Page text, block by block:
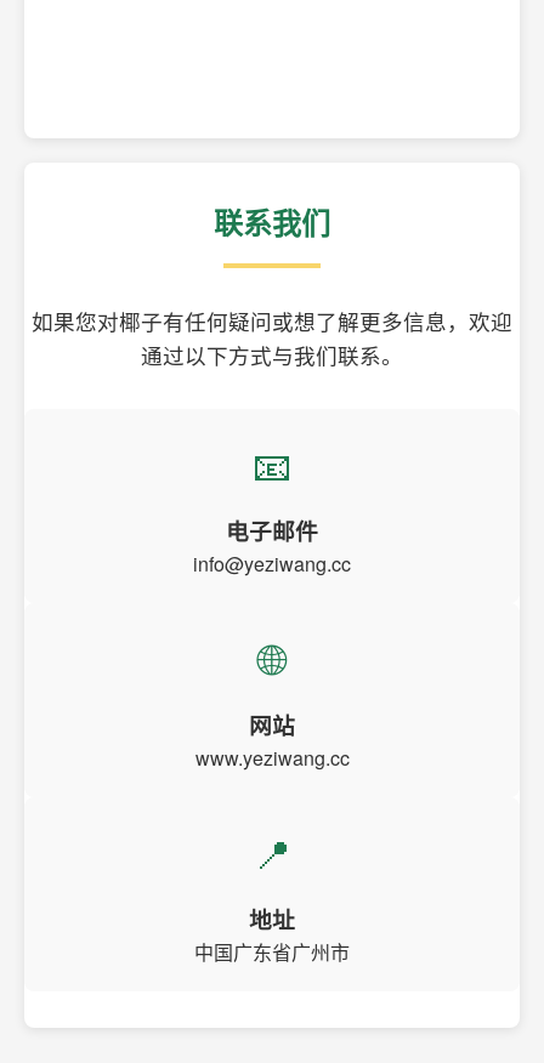
联系我们
如果您对椰子有任何疑问或想了解更多信息，欢迎
通过以下方式与我们联系。
📧
电子邮件
info@yeziwang.cc
🌐
网站
www.yeziwang.cc
📍
地址
中国广东省广州市